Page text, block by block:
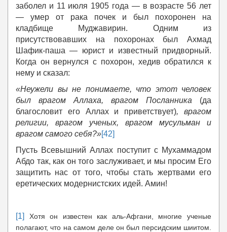
заболел и 11 июля 1905 года — в возрасте 56 лет
— умер от рака почек и был похоронен на
кладбище Муджавирин. Одним из
присутствовавших на похоронах был Ахмад
Шафик-паша — юрист и известный придворный.
Когда он вернулся с похорон, хедив обратился к
нему и сказал:
«Неужели вы не понимаете, что этот человек
был врагом Аллаха, врагом Посланника (да
благословит его Аллах и приветствует), врагом
религии, врагом ученых, врагом мусульман и
врагом самого себя?»[42]
Пусть Всевышний Аллах поступит с Мухаммадом
Абдо так, как он того заслуживает, и мы просим Его
защитить нас от того, чтобы стать жертвами его
еретических модернистских идей. Амин!
[1]
Хотя он известен как аль-Афгани, многие ученые
полагают, что на самом деле он был персидским шиитом.